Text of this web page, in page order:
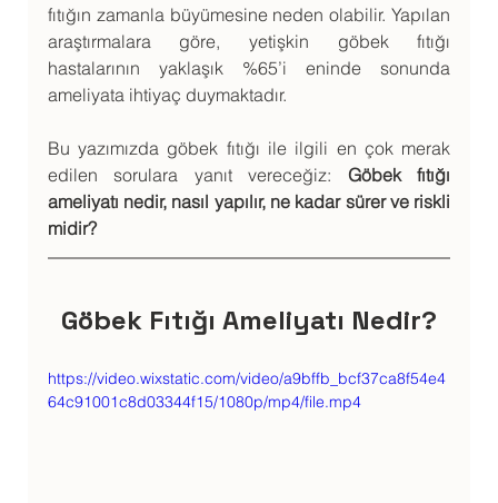
fıtığın zamanla büyümesine neden olabilir. Yapılan
araştırmalara göre, yetişkin göbek fıtığı
hastalarının yaklaşık %65’i eninde sonunda
ameliyata ihtiyaç duymaktadır.
Bu yazımızda göbek fıtığı ile ilgili en çok merak
edilen sorulara yanıt vereceğiz: Göbek fıtığı
ameliyatı nedir, nasıl yapılır, ne kadar sürer ve riskli
midir?
Göbek Fıtığı Ameliyatı Nedir?
https://video.wixstatic.com/video/a9bffb_bcf37ca8f54e4
64c91001c8d03344f15/1080p/mp4/file.mp4